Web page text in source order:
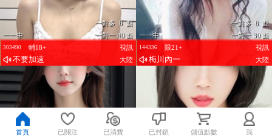
一一中
一對多 8 點
一對一 40 點
輔18+
視訊
303490
不要加速 大陸
一一中
一對多 8 點
一對一 30 點
限21+
視訊
144336
梅川內一 大陸
首頁 已關注 已消費 已封鎖 儲值點數 我